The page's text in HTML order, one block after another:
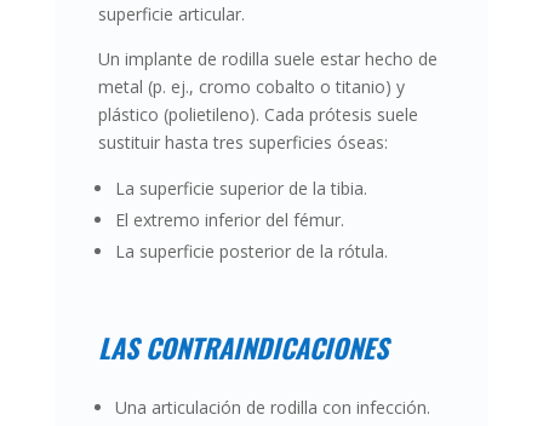
superficie articular.
Un implante de rodilla suele estar hecho de
metal (p. ej., cromo cobalto o titanio) y
plástico (polietileno). Cada prótesis suele
sustituir hasta tres superficies óseas:
La superficie superior de la tibia.
El extremo inferior del fémur.
La superficie posterior de la rótula.
LAS CONTRAINDICACIONES
Una articulación de rodilla con infección.